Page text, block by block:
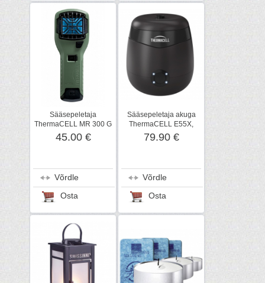
Sääsepeletaja
ThermaCELL MR 300 G
2019
45.00 €
Võrdle
Osta
Sääsepeletaja akuga
ThermaCELL E55X,
tumehall
79.90 €
Võrdle
Osta